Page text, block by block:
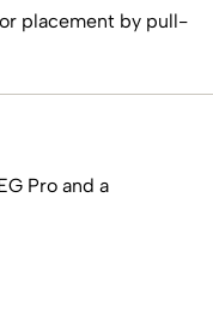
placement by pull-
Pro and a